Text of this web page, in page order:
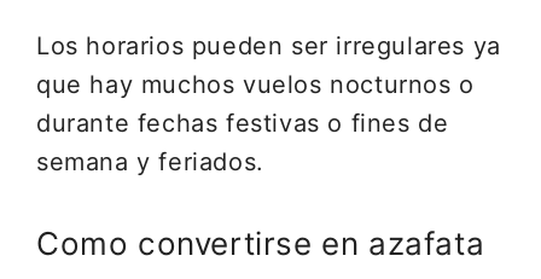
Los horarios pueden ser irregulares ya
que hay muchos vuelos nocturnos o
durante fechas festivas o fines de
semana y feriados.
Como convertirse en azafata